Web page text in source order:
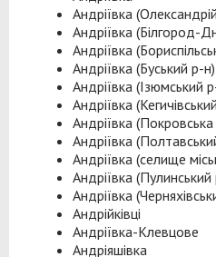
Андріївка
Андріївка (Білгород-
Андріївка
Андріївка (Буський р-н)
Андріївка (Ізюмський
Андріївка
Андріївка
Андріївка
Андріївка (селище
Андріївка (Пулинський
Андріївка
Андрійківці
Андріївка-Клевцове
Андріяшівка